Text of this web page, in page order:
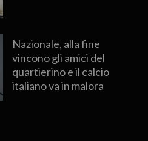
Nazionale, alla fine
vincono gli amici del
quartierino e il calcio
italiano va in malora